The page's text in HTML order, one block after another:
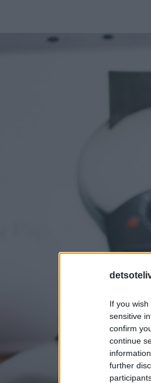
If you
sensitive
confirm
continue
further